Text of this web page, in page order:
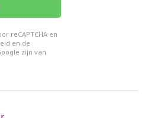
reCAPTCHA en
en de
zijn van